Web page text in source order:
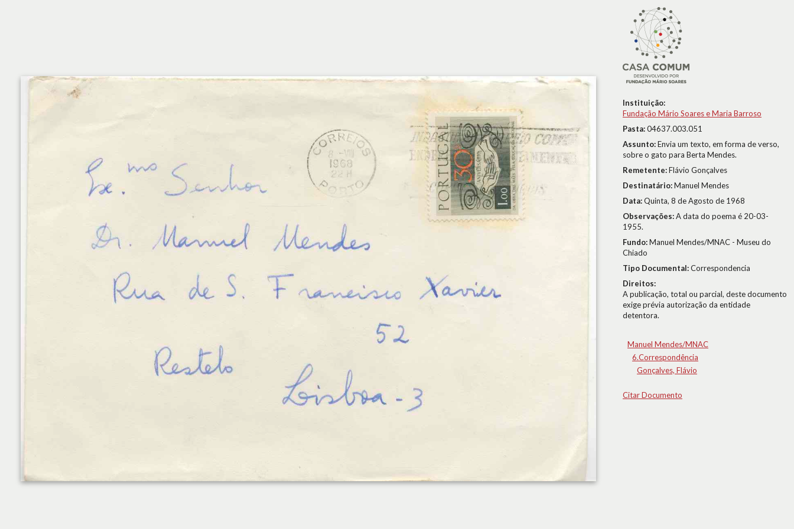
Instituição:
Fundação Mário Soares e Maria Barroso
Pasta:04637.003.051
Assunto:Envia um texto, em forma de verso,
sobre o gato para Berta Mendes.
Remetente:Flávio Gonçalves
Destinatário:Manuel Mendes
Data:Quinta, 8 de Agosto de 1968
Observações:A data do poema é 20-03-
1955.
Fundo:Manuel Mendes/MNAC - Museu do
Chiado
Tipo Documental:Correspondencia
Direitos:
A publicação, total ou parcial, deste documento
exige prévia autorização da entidade
detentora.
Manuel Mendes/MNAC
6.Correspondência
Gonçalves, Flávio
Citar Documento